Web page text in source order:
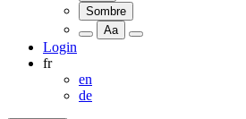
Sombre
Aa
Login
fr
en
de